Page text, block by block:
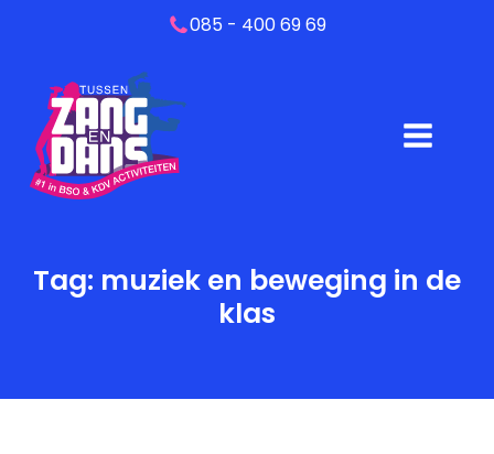
085 - 400 69 69
Tag: muziek en beweging in de
klas